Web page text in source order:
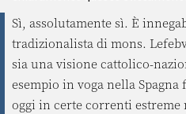
Sì, assolutamente sì. È
tradizionalista di mons.
sia una visione cattolico-
esempio in voga nella
oggi in certe correnti